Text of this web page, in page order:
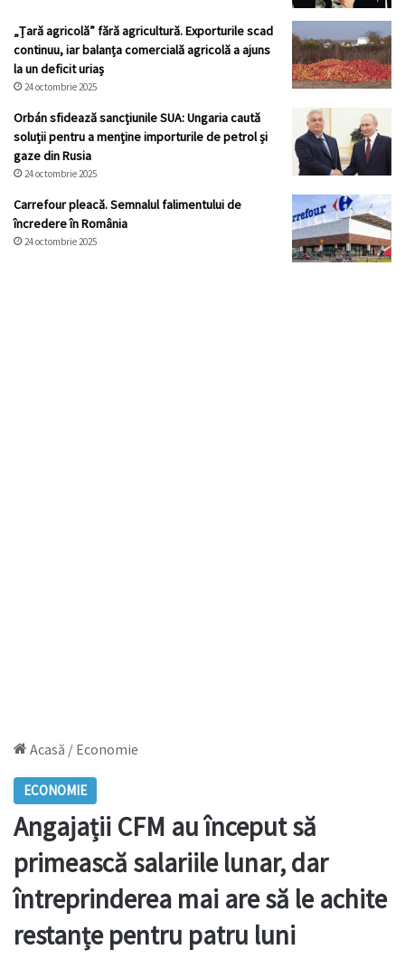
„Țară agricolă” fără agricultură. Exporturile scad
continuu, iar balanța comercială agricolă a ajuns
la un deficit uriaș
24 octombrie 2025
Orbán sfidează sancțiunile SUA: Ungaria caută
soluții pentru a menține importurile de petrol și
gaze din Rusia
24 octombrie 2025
Carrefour pleacă. Semnalul falimentului de
încredere în România
24 octombrie 2025